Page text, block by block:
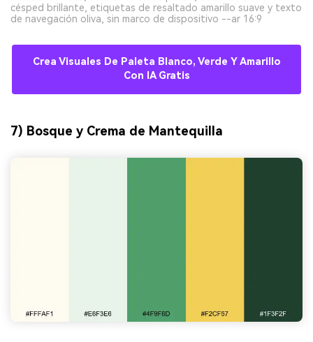
césped brillante, etiquetas de resaltado amarillo suave y texto
de navegación oliva, sin marco de dispositivo --ar 16:9
Crea Visuales De Paleta Blanco, Verde Y Amarillo
Con IA Gratis
7) Bosque y Crema de Mantequilla